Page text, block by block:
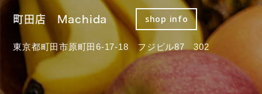
町田店 Machida shop info
東京都町田市原町田6-17-18 フジビル87 302